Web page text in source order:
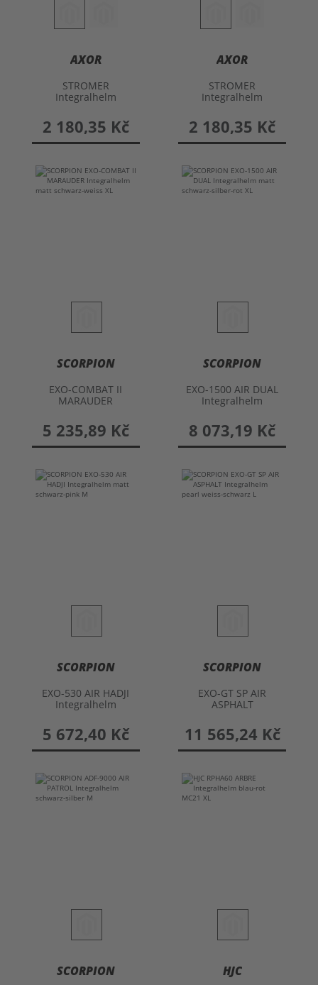
AXOR
STROMER
Integralhelm
2 180,35 Kč
AXOR
STROMER
Integralhelm
2 180,35 Kč
SCORPION
EXO-COMBAT II
MARAUDER
5 235,89 Kč
SCORPION
EXO-1500 AIR DUAL
Integralhelm
8 073,19 Kč
SCORPION
EXO-530 AIR HADJI
Integralhelm
5 672,40 Kč
SCORPION
EXO-GT SP AIR
ASPHALT
11 565,24 Kč
SCORPION HJC